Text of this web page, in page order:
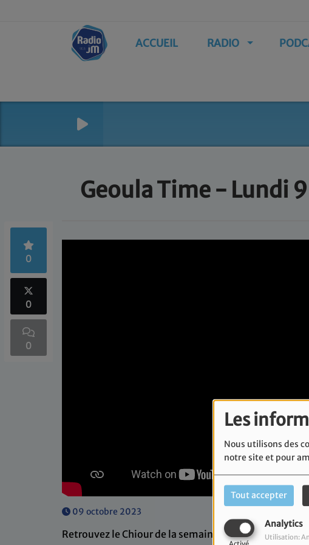
Les
Nous utilisons des
notre site et pour
Tout accepter
Analytics
Utilisation:
ACCUEIL RADIO
Geoula Time - Lundi
0
0
0
09 octobre 2023
Retrouvez le Chiour de la semaine présenté par le